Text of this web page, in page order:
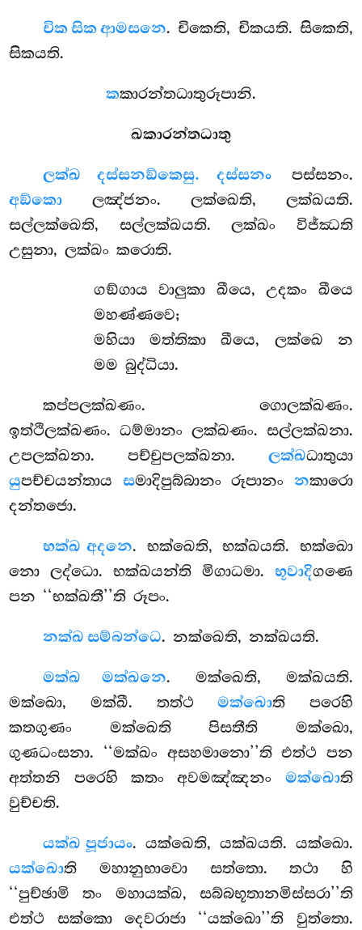
චික සික ආමසනෙ. චිකෙති, චිකයති. සිකෙති,
සිකයති.
කකාරන්තධාතුරූපානි.
ඛකාරන්තධාතු
ලක්ඛ දස්සනඞ්කෙසු. දස්සනංපස්සනං.
අඞ්කො ලඤ්ජනං. ලක්ඛෙති, ලක්ඛයති.
සල්ලක්ඛෙති, සල්ලක්ඛයති. ලක්ඛං විජ්ඣති
උසුනා, ලක්ඛං කරොති.
ගඞ්ගායවාලුකා ඛීයෙ, උදකං ඛීයෙ
මහණ්ණවෙ;
මහියා මත්තිකා ඛීයෙ, ලක්ඛෙ න
මම බුද්ධියා.
කප්පලක්ඛණං. ගොලක්ඛණං.
ඉත්ථිලක්ඛණං. ධම්මානං ලක්ඛණං. සල්ලක්ඛනා.
උපලක්ඛනා. පච්චුපලක්ඛනා. ලක්ඛධාතුයා
යුපච්චයන්තාය සමාදිපුබ්බානං රූපානං නකාරො
දන්තජො.
භක්ඛ අදනෙ. භක්ඛෙති, භක්ඛයති. භක්ඛො
නො ලද්ධො. භක්ඛයන්ති මිගාධමා. භූවාදිගණෙ
පන ‘‘භක්ඛතී’’ති රූපං.
නක්ඛ සම්බන්ධෙ. නක්ඛෙති, නක්ඛයති.
මක්ඛ මක්ඛනෙ. මක්ඛෙති, මක්ඛයති.
මක්ඛො, මක්ඛී. තත්ථමක්ඛොති පරෙහි
කතගුණං මක්ඛෙති පිසතීති මක්ඛො,
ගුණධංසනා. ‘‘මක්ඛං අසහමානො’’ති එත්ථ පන
අත්තනි පරෙහි කතං අවමඤ්ඤනං මක්ඛොති
වුච්චති.
යක්ඛ පූජායං. යක්ඛෙති, යක්ඛයති. යක්ඛො.
යක්ඛොති මහානුභාවො සත්තො. තථා හි
‘‘පුච්ඡාමි තං මහායක්ඛ, සබ්බභූතානමිස්සරා’’ති
එත්ථ සක්කො දෙවරාජා ‘‘යක්ඛො’’ති වුත්තො.